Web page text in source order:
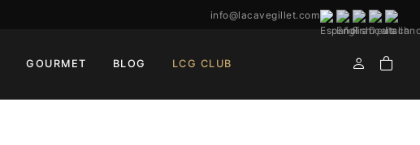
info@lacavegillet.com
GOURMET BLOG LCG CLUB